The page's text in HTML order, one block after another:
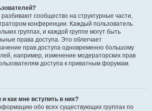
сообщество на структурные части,
конференции. Каждый пользователь
группах, и каждой группе могут быть
права доступа. Это облегчает
прав доступа одновременно большому
например, изменение модераторских прав
доступа к приватным форумам.
как мне вступить в них?
обо всех существующих группах по